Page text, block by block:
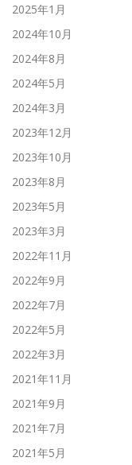
2025年1月
2024年10月
2024年8月
2024年5月
2024年3月
2023年12月
2023年10月
2023年8月
2023年5月
2023年3月
2022年11月
2022年9月
2022年7月
2022年5月
2022年3月
2021年11月
2021年9月
2021年7月
2021年5月